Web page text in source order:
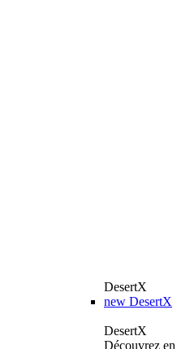
DesertX
new DesertX
DesertX
Découvrez